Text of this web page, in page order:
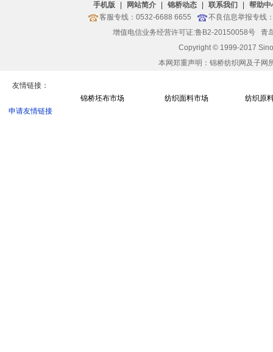
手机版 网站简介 锦桥动态 联系我们
帮助中
客服专线：0532-6688 6655
不良信息举报专线
增值电信业务经营许可证:鲁B2-20150058号
青
Copyright © 1999-2017
本网郑重声明：锦桥纺织网及子网
友情链接：
申请友情链接
锦桥坯布市场 纺织面料市场 纺织原